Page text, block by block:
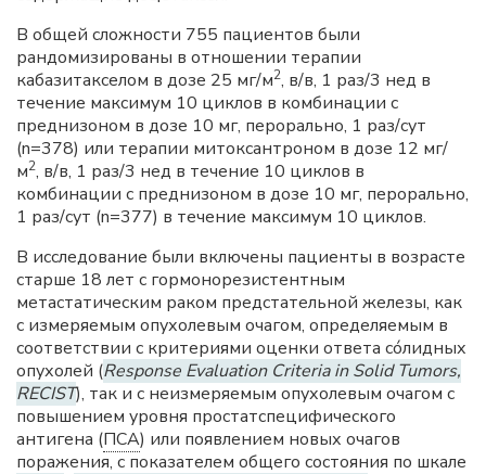
В общей сложности 755 пациентов были
рандомизированы в отношении терапии
кабазитакселом в дозе 25 мг/м2, в/в, 1 раз/3 нед в
течение максимум 10 циклов в комбинации с
преднизоном в дозе 10 мг, перорально, 1 раз/сут
(n=378) или терапии митоксантроном в дозе 12 мг/
м2, в/в, 1 раз/3 нед в течение 10 циклов в
комбинации с преднизоном в дозе 10 мг, перорально,
1 раз/сут (n=377) в течение максимум 10 циклов.
В исследование были включены пациенты в возрасте
старше 18 лет с гормонорезистентным
метастатическим раком предстательной железы, как
с измеряемым опухолевым очагом, определяемым в
соответствии с критериями оценки ответа сóлидных
опухолей (Response Evaluation Criteria in Solid Tumors,
RECIST), так и с неизмеряемым опухолевым очагом с
повышением уровня простатспецифического
антигена (ПСА) или появлением новых очагов
поражения, с показателем общего состояния по шкале